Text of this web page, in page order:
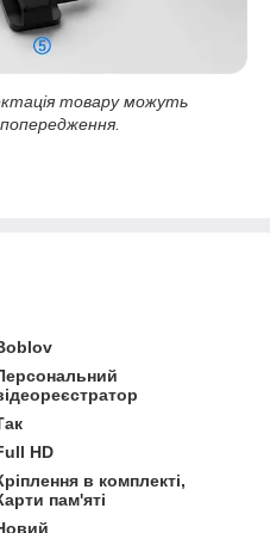
товару можуть
HD
в комплекті,
пам'яті